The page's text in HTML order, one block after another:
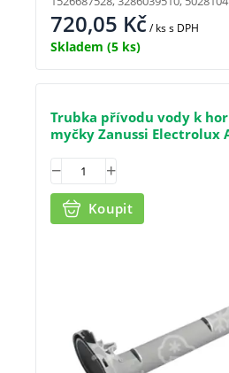
720,05 Kč/ kss DPH
Skladem (5 ks)
Trubka přívodu vody k
myčky Zanussi Electrolux
Koupit